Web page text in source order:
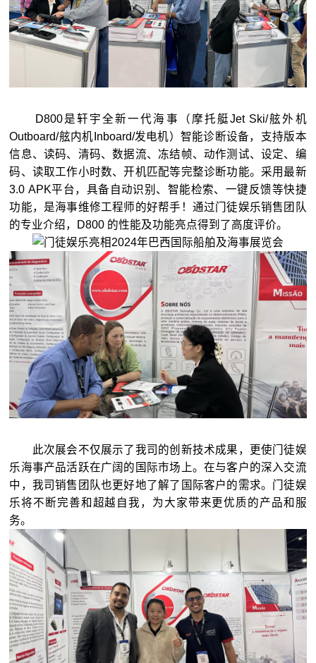
D800是轩宇全新一代海事（摩托艇Jet Ski/舷外机
Outboard/舷内机Inboard/发电机）智能诊断设备，支持版本
信息、读码、清码、数据流、冻结帧、动作测试、设定、编
码、读取工作小时数、开机匹配等完整诊断功能。采用最新
3.0 APK平台，具备自动识别、智能检索、一键反馈等快捷
功能，是海事维修工程师的好帮手！通过门徒娱乐销售团队
的专业介绍，D800 的性能及功能亮点得到了高度评价。
此次展会不仅展示了我司的创新技术成果，更使门徒娱
乐海事产品活跃在广阔的国际市场上。在与客户的深入交流
中，我司销售团队也更好地了解了国际客户的需求。门徒娱
乐将不断完善和超越自我，为大家带来更优质的产品和服
务。